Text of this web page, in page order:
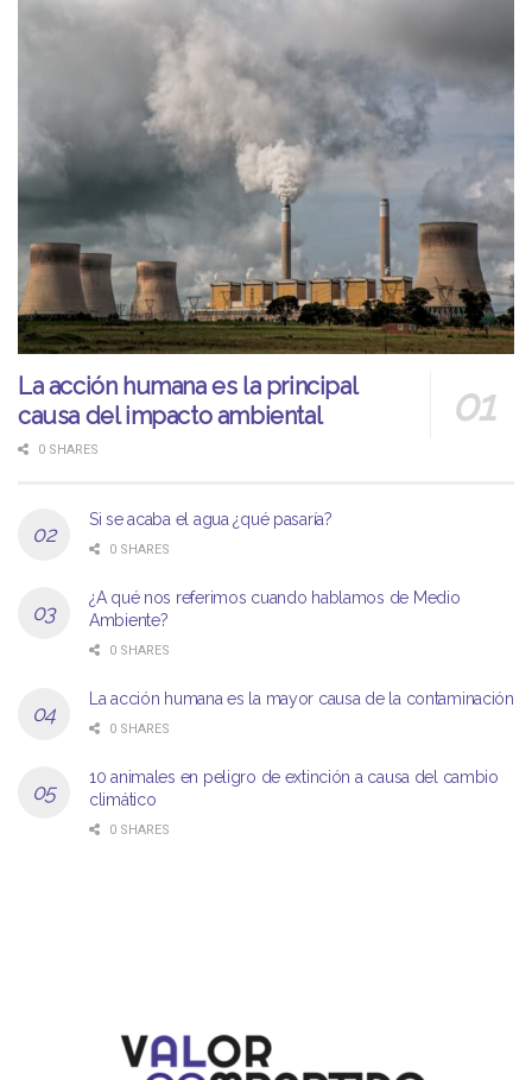
La acción humana es la principal
causa del impacto ambiental
0 SHARES
Si se acaba el agua ¿qué pasaría?
0 SHARES
¿A qué nos referimos cuando hablamos de Medio
Ambiente?
0 SHARES
La acción humana es la mayor causa de la contaminación
0 SHARES
10 animales en peligro de extinción a causa del cambio
climático
0 SHARES